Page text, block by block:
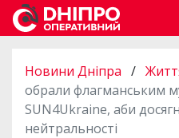
Новини Дніпра /
обрали флагманським
SUN4Ukraine, аби
нейтральності